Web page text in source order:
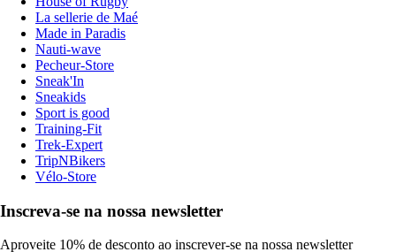
La sellerie de Maé
Made in Paradis
Nauti-wave
Pecheur-Store
Sneak'In
Sneakids
Sport is good
Training-Fit
Trek-Expert
TripNBikers
Vélo-Store
Inscreva-se na nossa newsletter
Aproveite 10% de desconto ao inscrever-se na nossa newsletter